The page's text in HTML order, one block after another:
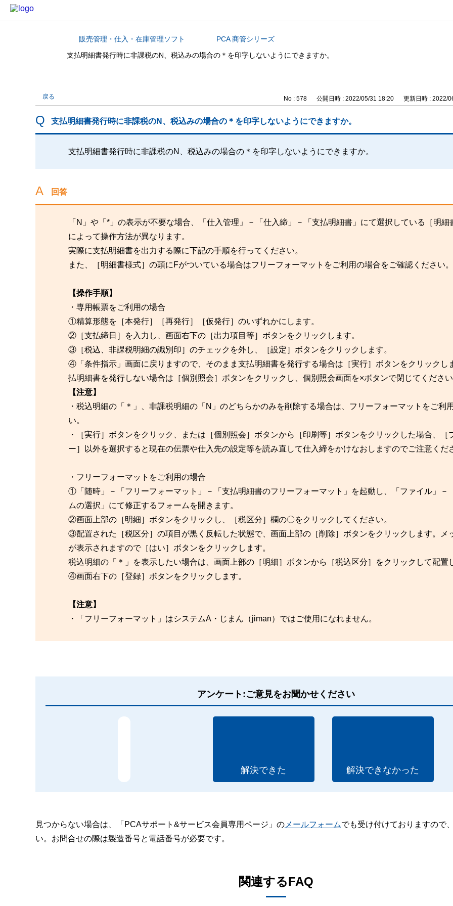
カテゴリから探す販売管理・仕入・在庫管理ソフト
PCA 商管シリーズ
支払明細書発行時に非課税のN、税込みの場合の＊を印字しないようにできますか。
戻る No : 578 公開日時 : 2022/05/31 18:20 更新日時 : 2022/
支払明細書発行時に非課税のN、税込みの場合の＊を印字しないようにできますか。
支払明細書発行時に非課税のN、税込みの場合の＊を印字しないようにできますか。
回答
「N」や「*」の表示が不要な場合、「仕入管理」－「仕入締」－「支払明細書」にて選択している［明細
によって操作方法が異なります。
実際に支払明細書を出力する際に下記の手順を行ってください。
また、［明細書様式］の頭にFがついている場合はフリーフォーマットをご利用の場合をご確認ください。
【操作手順】
・専用帳票をご利用の場合
①精算形態を［本発行］［再発行］［仮発行］のいずれかにします。
②［支払締日］を入力し、画面右下の［出力項目等］ボタンをクリックします。
③［税込、非課税明細の識別印］のチェックを外し、［設定］ボタンをクリックします。
④「条件指示」画面に戻りますので、そのまま支払明細書を発行する場合は［実行］ボタンをクリックし
払明細書を発行しない場合は［個別照会］ボタンをクリックし、個別照会画面を×ボタンで閉じてください
【注意】
・税込明細の「＊」、非課税明細の「N」のどちらかのみを削除する場合は、フリーフォーマットをご利
い。
・［実行］ボタンをクリック、または［個別照会］ボタンから［印刷等］ボタンをクリックした場合、［
ー］以外を選択すると現在の伝票や仕入先の設定等を読み直して仕入締をかけなおしますのでご注意くだ
・フリーフォーマットをご利用の場合
①「随時」－「フリーフォーマット」－「支払明細書のフリーフォーマット」を起動し、「ファイル」－
ムの選択」にて修正するフォームを開きます。
②画面上部の［明細］ボタンをクリックし、［税区分］欄の〇をクリックしてください。
③配置された［税区分］の項目が黒く反転した状態で、画面上部の［削除］ボタンをクリックします。メ
が表示されますので［はい］ボタンをクリックします。
税込明細の「＊」を表示したい場合は、画面上部の［明細］ボタンから［税込区分］をクリックして配置
④画面右下の［登録］ボタンをクリックします。
【注意】
・「フリーフォーマット」はシステムA・じまん（jiman）ではご使用になれません。
アンケート:ご意見をお聞かせください
解決できた 解決できなかった
見つからない場合は、「PCAサポート&サービス会員専用ページ」のメールフォームでも受け付けておりますので
い。お問合せの際は製造番号と電話番号が必要です。
関連するFAQ